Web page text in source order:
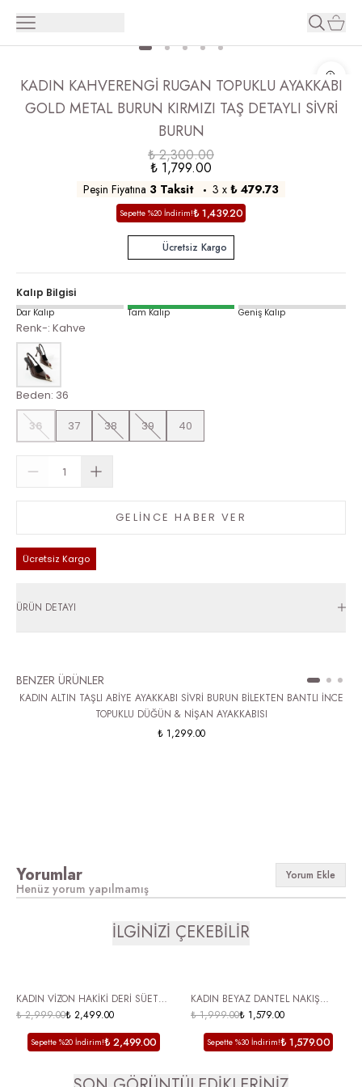
KADIN KAHVERENGİ RUGAN TOPUKLU AYAKKABI
GOLD METAL BURUN KIRMIZI TAŞ DETAYLI SİVRİ
BURUN
₺ 2,300.00
₺ 1,799.00
Peşin Fiyatına 3 Taksit 3 x ₺ 479.73
Sepette %20 İndirim!₺ 1,439.20
Ücretsiz Kargo
Kalıp Bilgisi
Dar Kalıp Tam Kalıp Geniş Kalıp
Renk-: Kahve
Beden: 36
36
37 38 39 40
GELİNCE HABER VER
Ücretsiz Kargo
ÜRÜN DETAYI
BENZER ÜRÜNLER
KADIN ALTIN TAŞLI ABİYE AYAKKABI SİVRİ BURUN BİLEKTEN BANTLI İNCE
TOPUKLU DÜĞÜN & NİŞAN AYAKKABISI
₺ 1,299.00
Yorumlar Yorum Ekle
Henüz yorum yapılmamış
İLGİNİZİ ÇEKEBİLİR
HAKİKİ DERİ
ÜCRETSİZ KARGO
KADIN VİZON HAKİKİ DERİ SÜET
WESTERN TOPUKLU AYAKKABI
RONİMA
₺ 2,999.00₺ 2,499.00
Sepette %20 İndirim!₺ 2,499.00
ÜCRETSİZ KARGO
KADIN BEYAZ DANTEL NAKIŞ
DETAY BİLEK BAĞLI İNCE TOPUKLU
KADIN AYAKKABI MELARİN
₺ 1,999.00₺ 1,579.00
Sepette %30 İndirim!₺ 1,579.00